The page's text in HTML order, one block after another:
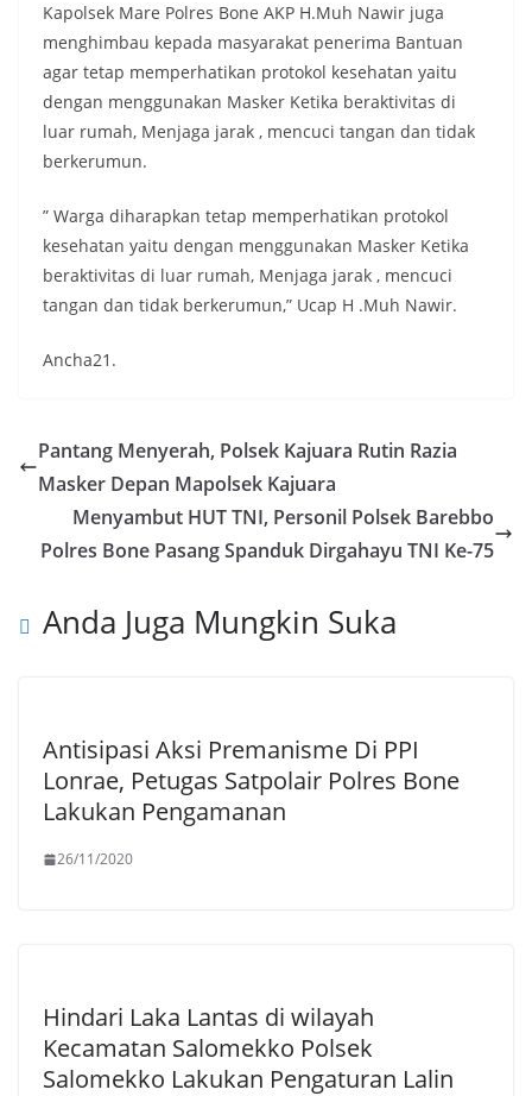
Kapolsek Mare Polres Bone AKP H.Muh Nawir juga
menghimbau kepada masyarakat penerima Bantuan
agar tetap memperhatikan protokol kesehatan yaitu
dengan menggunakan Masker Ketika beraktivitas di
luar rumah, Menjaga jarak , mencuci tangan dan tidak
berkerumun.
” Warga diharapkan tetap memperhatikan protokol
kesehatan yaitu dengan menggunakan Masker Ketika
beraktivitas di luar rumah, Menjaga jarak , mencuci
tangan dan tidak berkerumun,” Ucap H .Muh Nawir.
Ancha21.
Pantang Menyerah, Polsek Kajuara Rutin Razia
Masker Depan Mapolsek Kajuara
Menyambut HUT TNI, Personil Polsek Barebbo
Polres Bone Pasang Spanduk Dirgahayu TNI Ke-75
Anda Juga Mungkin Suka
Antisipasi Aksi Premanisme Di PPI
Lonrae, Petugas Satpolair Polres Bone
Lakukan Pengamanan
26/11/2020
Hindari Laka Lantas di wilayah
Kecamatan Salomekko Polsek
Salomekko Lakukan Pengaturan Lalin